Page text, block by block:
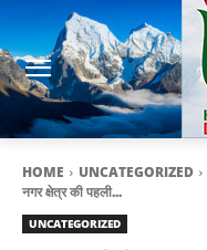
HOME UNCATEGORIZED
नगर क्षेत्र की पहली...
UNCATEGORIZED